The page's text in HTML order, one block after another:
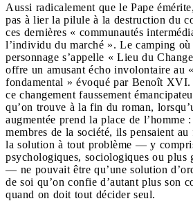
Aussi radicalement que le Pape
pas à lier la pilule à la destruction du
ces dernières « communautés
l’individu du marché ». Le camping où
personnage s’appelle « Lieu du
offre un amusant écho involontaire au
fondamental » évoqué par Benoît XVI.
ce changement faussement
qu’on trouve à la fin du roman,
augmentée prend la place de l’homme
membres de la société, ils pensaient au
la solution à tout problème — y
psychologiques, sociologiques ou plus
— ne pouvait être qu’une solution
de soi qu’on confie d’autant plus son
quand on doit tout décider seul.